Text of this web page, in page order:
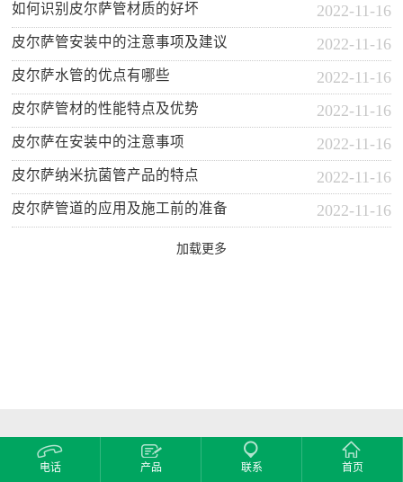
如何识别皮尔萨管材质的好坏 2022-11-16
皮尔萨管安装中的注意事项及建议 2022-11-16
皮尔萨水管的优点有哪些 2022-11-16
皮尔萨管材的性能特点及优势 2022-11-16
皮尔萨在安装中的注意事项 2022-11-16
皮尔萨纳米抗菌管产品的特点 2022-11-16
皮尔萨管道的应用及施工前的准备 2022-11-16
加载更多
电话 产品 联系 首页